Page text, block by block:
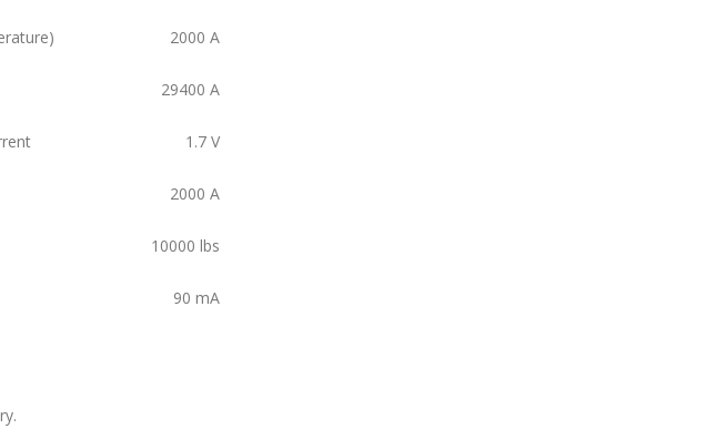
2000 A
29400 A
1.7 V
2000 A
10000 lbs
90 mA